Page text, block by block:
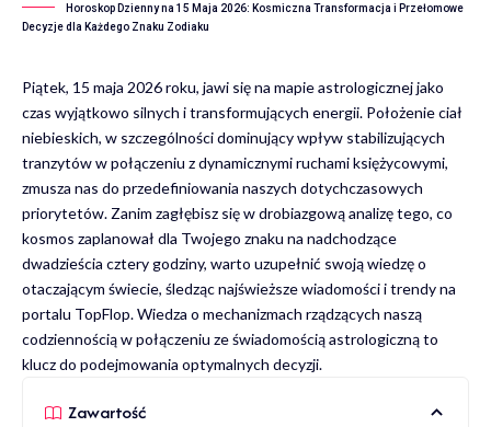
Horoskop Dzienny na 15 Maja 2026: Kosmiczna Transformacja i Przełomowe
Decyzje dla Każdego Znaku Zodiaku
Piątek, 15 maja 2026 roku, jawi się na mapie astrologicznej jako
czas wyjątkowo silnych i transformujących energii. Położenie ciał
niebieskich, w szczególności dominujący wpływ stabilizujących
tranzytów w połączeniu z dynamicznymi ruchami księżycowymi,
zmusza nas do przedefiniowania naszych dotychczasowych
priorytetów. Zanim zagłębisz się w drobiazgową analizę tego, co
kosmos zaplanował dla Twojego znaku na nadchodzące
dwadzieścia cztery godziny, warto uzupełnić swoją wiedzę o
otaczającym świecie, śledzącnajświeższe wiadomości i trendy na
portalu TopFlop. Wiedza o mechanizmach rządzących naszą
codziennością w połączeniu ze świadomością astrologiczną to
klucz do podejmowania optymalnych decyzji.
Zawartość